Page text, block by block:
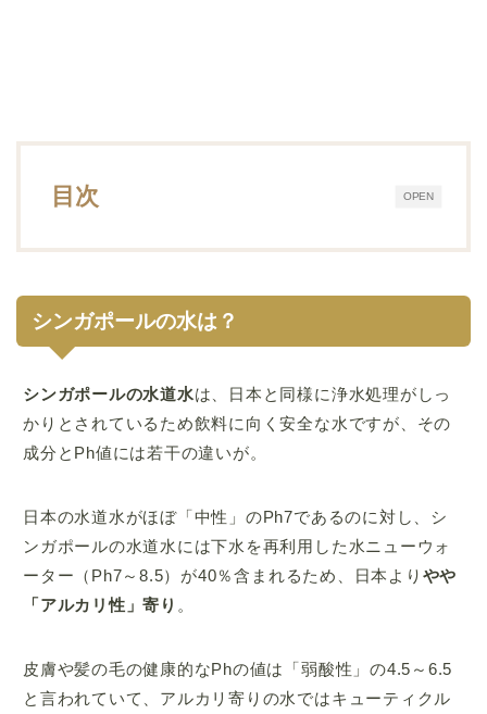
OPEN
目次
シンガポールの水は？
シンガポールの水道水は、日本と同様に浄水処理がしっ
かりとされているため飲料に向く安全な水ですが、その
成分とPh値には若干の違いが。
日本の水道水がほぼ「中性」のPh7であるのに対し、シ
ンガポールの水道水には下水を再利用した水ニューウォ
ーター（Ph7～8.5）が40％含まれるため、日本より やや
「アルカリ性」寄り 。
皮膚や髪の毛の健康的なPhの値は「弱酸性」の4.5～6.5
と言われていて、アルカリ寄りの水ではキューティクル